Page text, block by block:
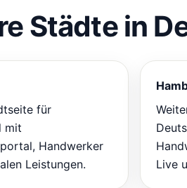
Städte in
für
mit
Handwerker
Leistungen.
Live